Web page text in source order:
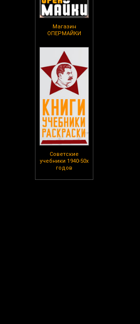
Магазин
ОПЕРМАЙКИ
Советские
учебники 1940-50х
годов